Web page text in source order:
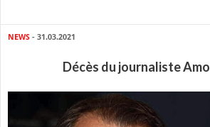
NEWS - 31.03.2021
Décès du journaliste